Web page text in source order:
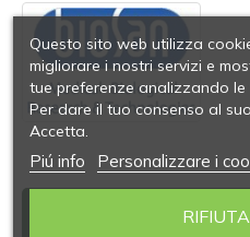
Questo sito web utilizza
migliorare i nostri servizi e
tue preferenze analizzando
Per dare il tuo consenso al
Accetta.
Piú info Personalizzare i